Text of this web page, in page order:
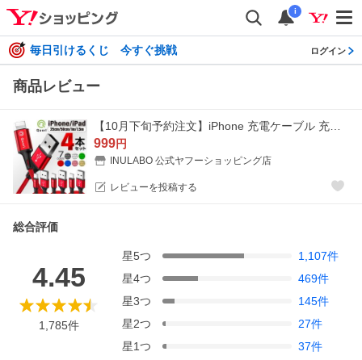
i
毎日引けるくじ 今すぐ挑戦 ログイン
商品レビュー
999円
INULABO 公式ヤフーショッピング店
レビューを投稿する
総合評価
4.45
1,785件
星5つ 1,107件
星4つ 469件
星3つ 145件
星2つ 27件
星1つ 37件